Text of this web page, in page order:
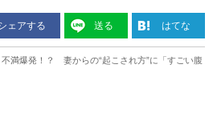
ェアする 送る はてな
不満爆発！？ 妻からの“起こされ方”に「すごい腹